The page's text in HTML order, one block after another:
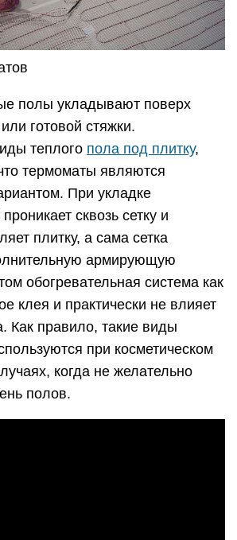
полы укладывают поверх
готовой стяжки.
теплого пола под плитку,
термоматы являются
При укладке
сквозь сетку и
плитку, а сама сетка
армирующую
обогревательная система как
клея и практически не влияет
Как правило, такие виды
при косметическом
когда не желательно
полов.